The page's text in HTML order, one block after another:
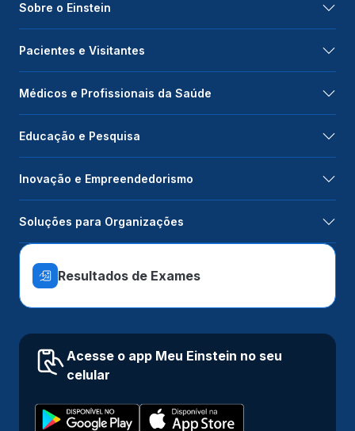
Sobre o Einstein
Pacientes e Visitantes
Médicos e Profissionais da Saúde
Educação e Pesquisa
Inovação e Empreendedorismo
Soluções para Organizações
Resultados de Exames
Acesse o app Meu Einstein no seu
celular